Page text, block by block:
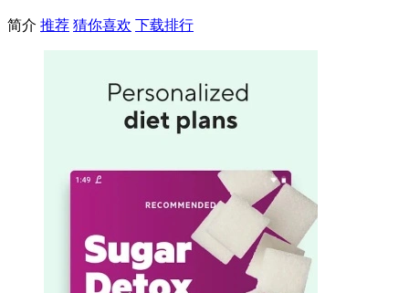
简介 推荐 猜你喜欢 下载排行